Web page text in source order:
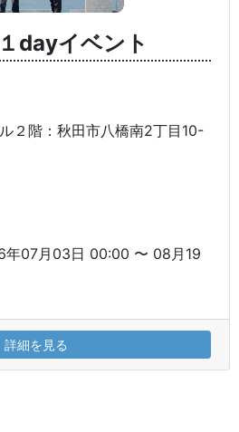
dayイベント
２階：秋田市八橋南2丁目10-
年07月03日 00:00 〜 08月19
詳細を見る